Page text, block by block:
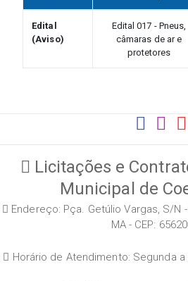
Edital
(Aviso)
Edital 017 - Pneus,
câmaras de ar e
protetores
Licitações e
Municipal de
Endereço: Pça. Getúlio Vargas, S/N -
MA - CEP:
Horário de Atendimento: Segunda a